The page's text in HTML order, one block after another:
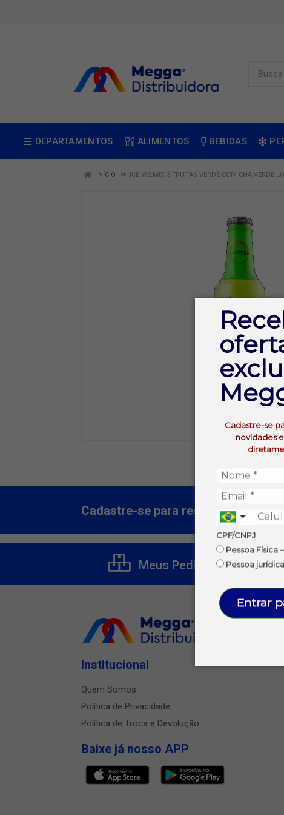
Cadastre-se
novidades
CPF/CNPJ
Pessoa Física
Pessoa
Entrar
DEPARTAMENTOS ALIMENTOS BEBIDAS
INÍCIO ICE WE.MIX 3 FRUTAS VERDE COM CHA VERDE
Cadastre-se para receber nossas
Meus Pedidos
Institucional
Quem Somos
Política de Privacidade
Política de Troca e Devolução
Baixe já nosso APP